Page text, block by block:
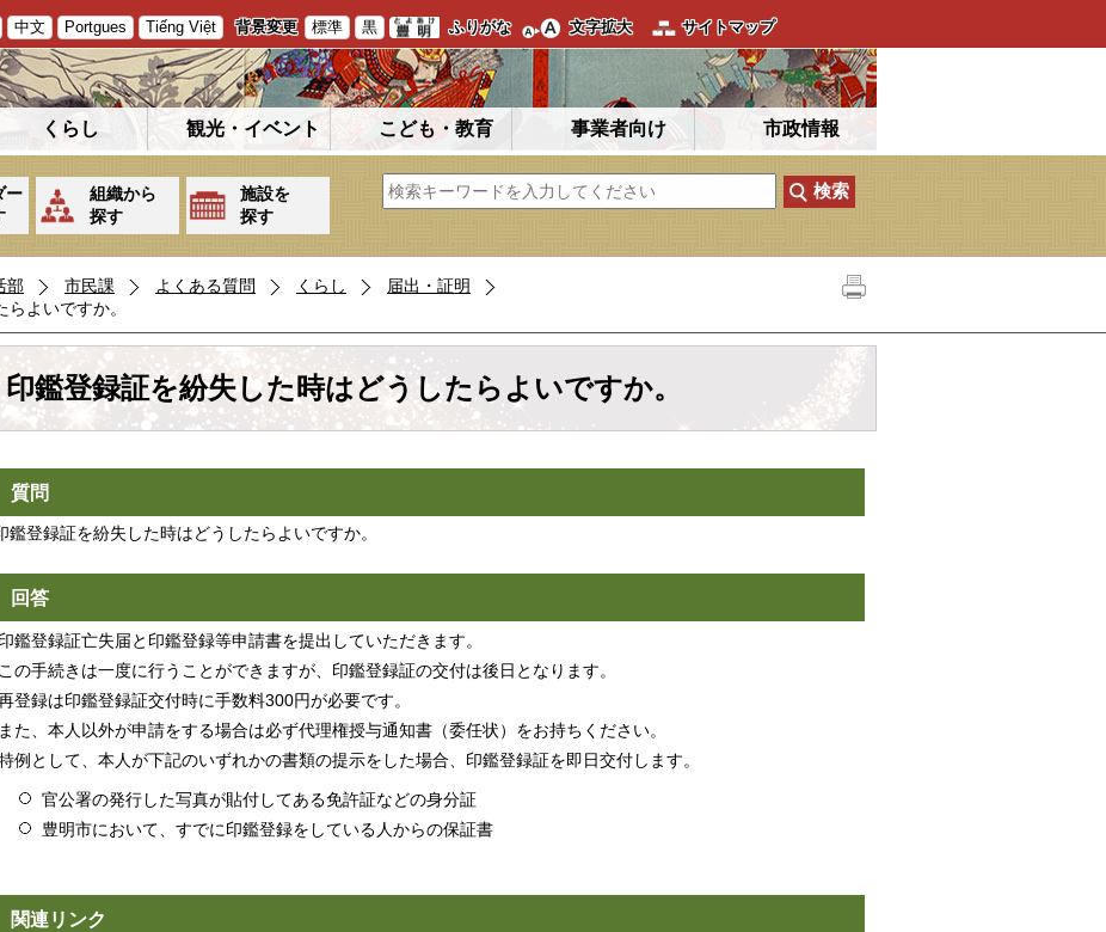
中文 Portgues Tiếng Việt 背景変更 標準 黒 ふりがな 文字拡大 サイトマップ
くらし 観光・イベント こども・教育 事業者向け 市政情報
ー
組織から
探す
施設を
探す
部 市民課 よくある質問 くらし
届出・証明
よいですか。
印鑑登録証を紛失した時はどうしたらよいですか。
質問
鑑登録証を紛失した時はどうしたらよいですか。
回答
印鑑登録証亡失届と印鑑登録等申請書を提出していただきます。
この手続きは一度に行うことができますが、印鑑登録証の交付は後日となります。
登録は印鑑登録証交付時に手数料300円が必要です。
また、本人以外が申請をする場合は必ず代理権授与通知書（委任状）をお持ちください。
例として、本人が下記のいずれかの書類の提示をした場合、印鑑登録証を即日交付します。
官公署の発行した写真が貼付してある免許証などの身分証
豊明市において、すでに印鑑登録をしている人からの保証書
関連リンク